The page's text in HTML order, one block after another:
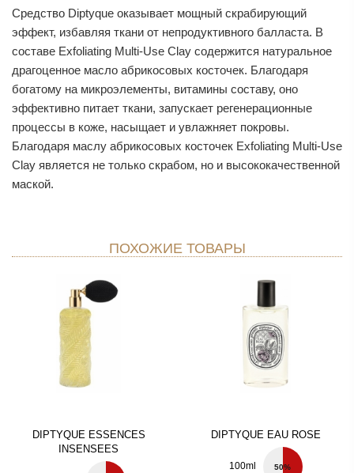
Средство Diptyque оказывает мощный скрабирующий
эффект, избавляя ткани от непродуктивного балласта. В
составе Exfoliating Multi-Use Clay содержится натуральное
драгоценное масло абрикосовых косточек. Благодаря
богатому на микроэлементы, витамины составу, оно
эффективно питает ткани, запускает регенерационные
процессы в коже, насыщает и увлажняет покровы.
Благодаря маслу абрикосовых косточек Exfoliating Multi-Use
Clay является не только скрабом, но и высококачественной
маской.
ПОХОЖИЕ ТОВАРЫ
DIPTYQUE ESSENCES
INSENSEES
DIPTYQUE EAU ROSE
100ml 50%